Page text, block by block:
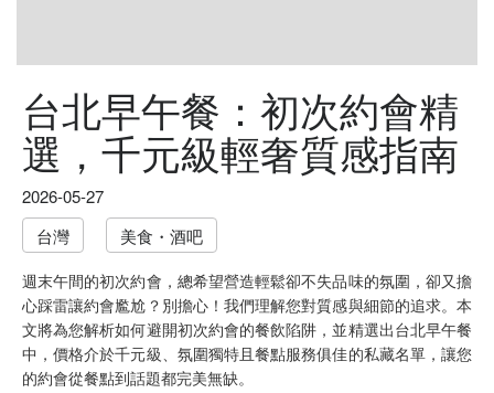
台北早午餐：初次約會精
選，千元級輕奢質感指南
2026-05-27
台灣
美食・酒吧
週末午間的初次約會，總希望營造輕鬆卻不失品味的氛圍，卻又擔
心踩雷讓約會尷尬？別擔心！我們理解您對質感與細節的追求。本
文將為您解析如何避開初次約會的餐飲陷阱，並精選出台北早午餐
中，價格介於千元級、氛圍獨特且餐點服務俱佳的私藏名單，讓您
的約會從餐點到話題都完美無缺。